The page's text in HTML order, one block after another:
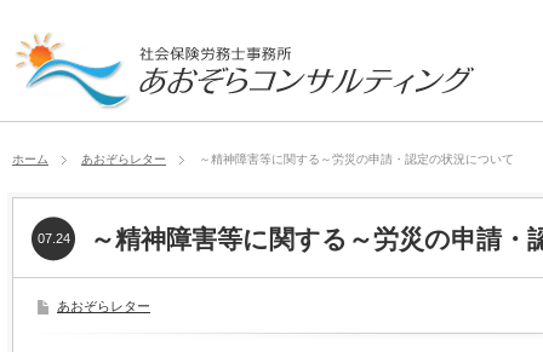
ホーム あおぞらレター ～精神障害等に関する～労災の申請・認定の状況について
～精神障害等に関する～労災の申請・
07.24
あおぞらレター